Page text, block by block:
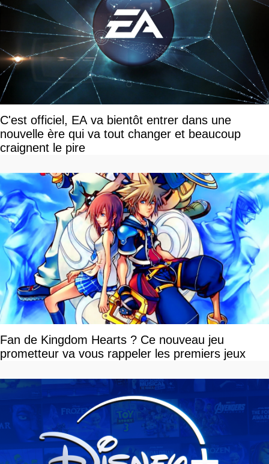
C'est officiel, EA va bientôt entrer dans une
nouvelle ère qui va tout changer et beaucoup
craignent le pire
Fan de Kingdom Hearts ? Ce nouveau jeu
prometteur va vous rappeler les premiers jeux